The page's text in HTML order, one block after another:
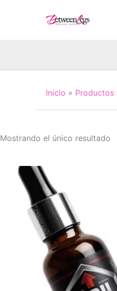
Inicio Productos
Mostrando el único resultado